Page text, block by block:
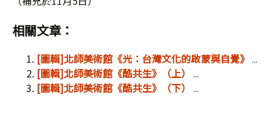
相關文章：
[圖輯]北師美術館《光：台灣文化的啟蒙與自覺》 ...
[圖輯]北師美術館《酷共生》（上） ...
[圖輯]北師美術館《酷共生》（下） ...